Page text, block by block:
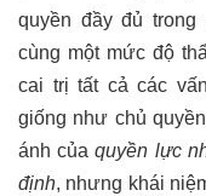
quyền đầy đủ
cùng một mức độ
cai trị tất cả các
giống như chủ
ánh củaquyền lực
định, nhưng khái